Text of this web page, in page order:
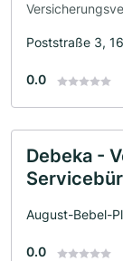
Poststraße 3,
0.0
Debeka -
August-Bebel-
0.0